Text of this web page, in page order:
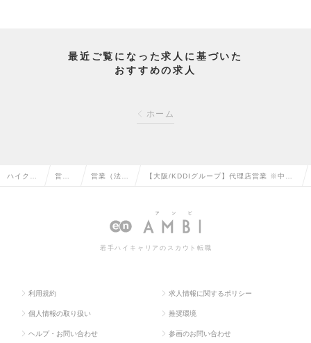
最近ご覧になった求人に基づいた
おすすめの求人
ホーム
ハイクラ 営業 営業（法人 【大阪/KDDIグループ】代理店営業 ※中小
求人情報
若手ハイキャリアのスカウト転職
利用規約 求人情報に関するポリシー
個人情報の取り扱い 推奨環境
ヘルプ・お問い合わせ 参画のお問い合わせ